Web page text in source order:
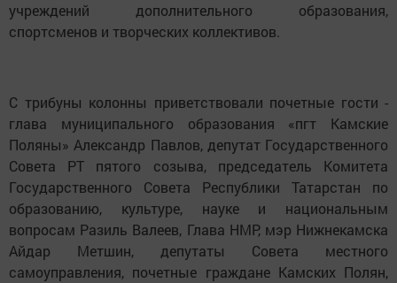
учреждений дополнительного образования,
спортсменов и творческих коллективов.
С трибуны колонны приветствовали почетные гости -
глава муниципального образования «пгт Камские
Поляны» Александр Павлов, депутат Государственного
Совета РТ пятого созыва, председатель Комитета
Государственного Совета Республики Татарстан по
образованию, культуре, науке и национальным
вопросам Разиль Валеев, Глава НМР, мэр Нижнекамска
Айдар Метшин, депутаты Совета местного
самоуправления, почетные граждане Камских Полян,